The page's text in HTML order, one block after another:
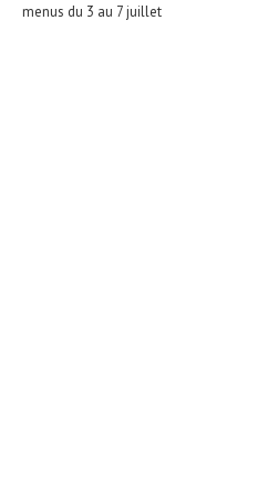
menus du 3 au 7 juillet